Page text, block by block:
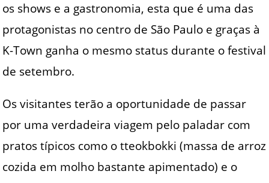
os shows e a gastronomia, esta que é uma das
protagonistas no centro de São Paulo e graças à
K-Town ganha o mesmo status durante o festival
de setembro.
Os visitantes terão a oportunidade de passar
por uma verdadeira viagem pelo paladar com
pratos típicos como o tteokbokki (massa de arroz
cozida em molho bastante apimentado) e o